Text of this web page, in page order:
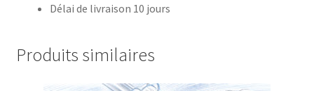
Délai de livraison 10 jours
Produits similaires